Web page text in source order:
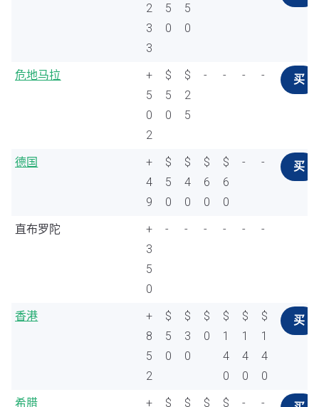
2
3
3
5
0
5
0
危地马拉
+
5
0
2
$
5
0
$
2
5
- - - - 买
德国
+
4
9
$
5
0
$
4
0
$
6
0
$
6
0
- - 买
直布罗陀
+
3
5
0
- - - - - -
香港
+
8
5
2
$
5
0
$
3
0
$
0
$
1
4
0
$
1
4
0
$
1
4
0
买
希腊 + $ $ $ $ - -